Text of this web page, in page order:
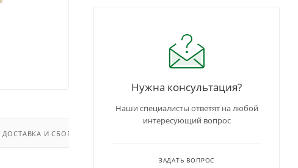
ДОСТАВКА И СБОРКА
Нужна консультация?
Наши специалисты ответят на любой
интересующий вопрос
ЗАДАТЬ ВОПРОС